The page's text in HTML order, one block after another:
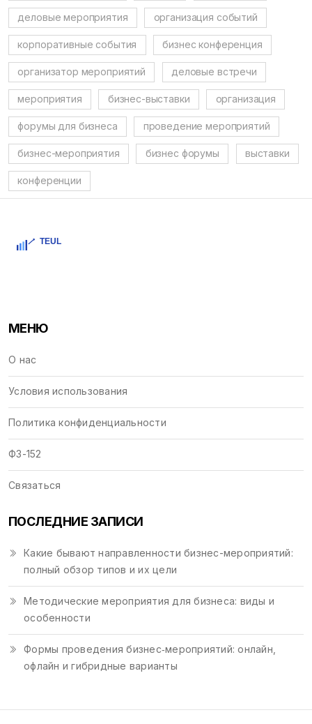
деловые мероприятия организация событий
корпоративные события бизнес конференция
организатор мероприятий деловые встречи
мероприятия бизнес-выставки организация
форумы для бизнеса проведение мероприятий
бизнес-мероприятия бизнес форумы выставки
конференции
МЕНЮ
О нас
Условия использования
Политика конфиденциальности
ФЗ-152
Связаться
ПОСЛЕДНИЕ ЗАПИСИ
Какие бывают направленности бизнес-мероприятий:
полный обзор типов и их цели
Методические мероприятия для бизнеса: виды и
особенности
Формы проведения бизнес‑мероприятий: онлайн,
офлайн и гибридные варианты